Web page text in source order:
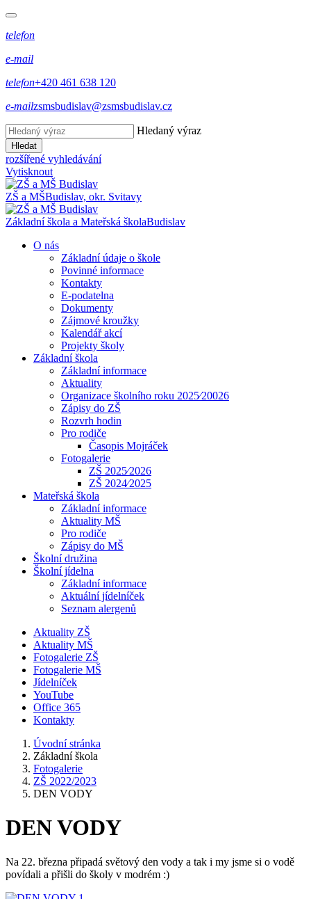
telefon
e-mail
telefon+420 461 638 120
e-mailzsmsbudislav@zsmsbudislav.cz
Hledaný výraz
Hledat
rozšířené vyhledávání
Vytisknout
ZŠ a MŠBudislav, okr. Svitavy
Základní škola a Mateřská školaBudislav
O nás
Základní údaje o škole
Povinné informace
Kontakty
E-podatelna
Dokumenty
Zájmové kroužky
Kalendář akcí
Projekty školy
Základní škola
Základní informace
Aktuality
Organizace školního roku 2025⁄20026
Zápisy do ZŠ
Rozvrh hodin
Pro rodiče
Časopis Mojráček
Fotogalerie
ZŠ 2025⁄2026
ZŠ 2024⁄2025
Mateřská škola
Základní informace
Aktuality MŠ
Pro rodiče
Zápisy do MŠ
Školní družina
Školní jídelna
Základní informace
Aktuální jídelníček
Seznam alergenů
Aktuality ZŠ
Aktuality MŠ
Fotogalerie ZŠ
Fotogalerie MŠ
Jídelníček
YouTube
Office 365
Kontakty
Úvodní stránka
Základní škola
Fotogalerie
ZŠ 2022/2023
DEN VODY
DEN VODY
Na 22. března připadá světový den vody a tak i my jsme si o vodě
povídali a přišli do školy v modrém :)